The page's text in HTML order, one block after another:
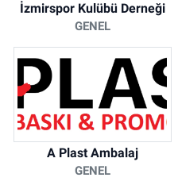
İzmirspor Kulübü Derneği
GENEL
A Plast Ambalaj
GENEL